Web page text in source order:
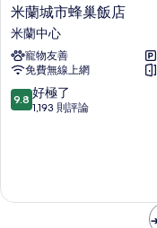
米
蘭
城
市
蜂
巢
飯
米蘭城市蜂巢飯店
米蘭中心
寵物友善
免費無線上網
9.8
分，
極
9.8 好極了
1,193 則評論